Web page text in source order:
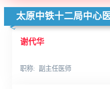
太原中铁十二局中心
谢代华
职称 副主任医师